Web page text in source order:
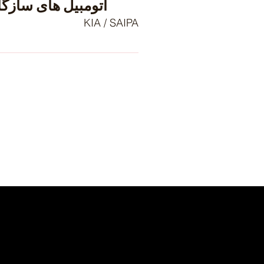
KIA / SAIPA
اتومبیل های